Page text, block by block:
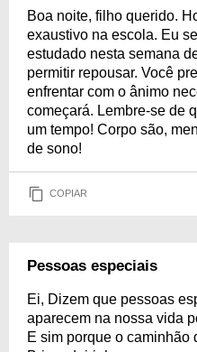
Boa noite, filho querido.
exaustivo na escola. Eu
estudado nesta semana
permitir repousar. Você
enfrentar com o ânimo
começará. Lembre-se de
um tempo! Corpo são,
de sono!
COPIAR
Pessoas especiais
Ei, Dizem que pessoas
aparecem na nossa vida
E sim porque o caminhão